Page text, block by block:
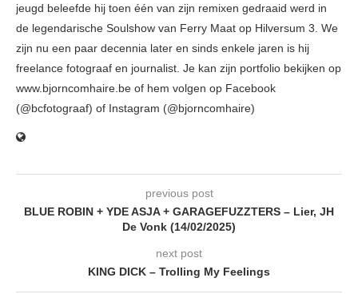
jeugd beleefde hij toen één van zijn remixen gedraaid werd in
de legendarische Soulshow van Ferry Maat op Hilversum 3. We
zijn nu een paar decennia later en sinds enkele jaren is hij
freelance fotograaf en journalist. Je kan zijn portfolio bekijken op
www.bjorncomhaire.be of hem volgen op Facebook
(@bcfotograaf) of Instagram (@bjorncomhaire)
previous post
BLUE ROBIN + YDE ASJA + GARAGEFUZZTERS – Lier, JH
De Vonk (14/02/2025)
next post
KING DICK – Trolling My Feelings